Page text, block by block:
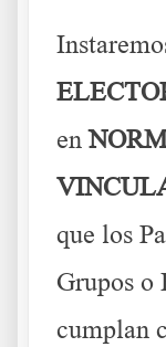
en
que los
Grupos o
cumplan